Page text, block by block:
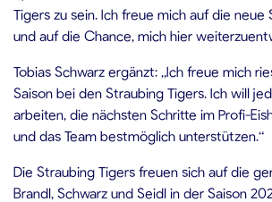
Tigers zu sein. Ich freue mich auf die neue
und auf die Chance, mich hier
Tobias Schwarz ergänzt: „Ich freue mich
Saison bei den Straubing Tigers. Ich will
arbeiten, die nächsten Schritte im Profi-
und das Team bestmöglich unterstützen.“
Die Straubing Tigers freuen sich auf die
Brandl, Schwarz und Seidl in der Saison